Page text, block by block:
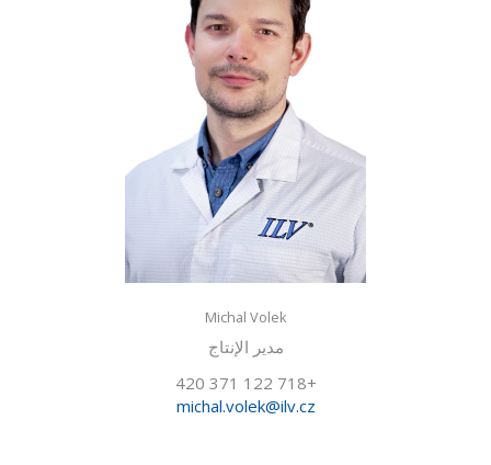
Michal Volek
مدير الإنتاج
+420 371 122 718
michal.volek@ilv.cz